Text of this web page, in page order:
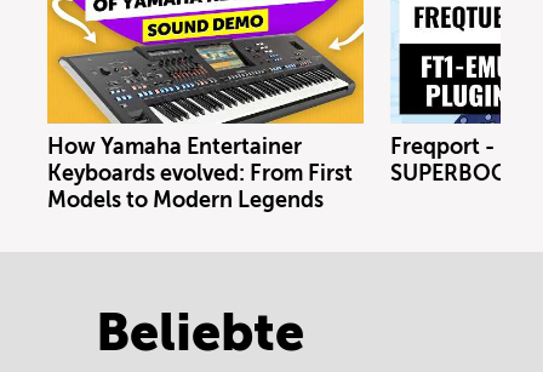
How Yamaha Entertainer
Keyboards evolved: From First
Models to Modern Legends
Freqport -
Beliebte